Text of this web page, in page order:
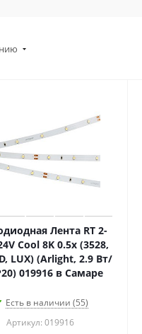
Лента RT 2-
Cool 8K 0.5x (3528,
LUX) (Arlight, 2.9 Вт/
019916 в Самаре
Есть в наличии (55)
Артикул: 019916